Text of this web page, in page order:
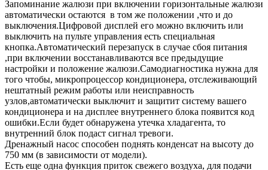
Запоминание жалюзи при включении горизонтальные жалюзи
автоматически остаются в том же положении ,что и до
выключения.Цифровой дисплей его можно включить или
выключить на пульте управления есть специальная
кнопка.Автоматический перезапуск в случае сбоя питания
,при включении восстанавливаются все предыдущие
настройки и положение жалюзи.Самодиагностика нужна для
того чтобы, микропроцессор кондиционера, отслеживающий
нештатный режим работы или неисправность
узлов,автоматически выключит и защитит систему вашего
кондиционера и на дисплее внутреннего блока появится код
ошибки.Если будет обнаружена утечка хладагента, то
внутренний блок подаст сигнал тревоги.
Дренажный насос способен поднять конденсат на высоту до
750 мм (в зависимости от модели).
Есть еще одна функция приток свежего воздуха, для подачи